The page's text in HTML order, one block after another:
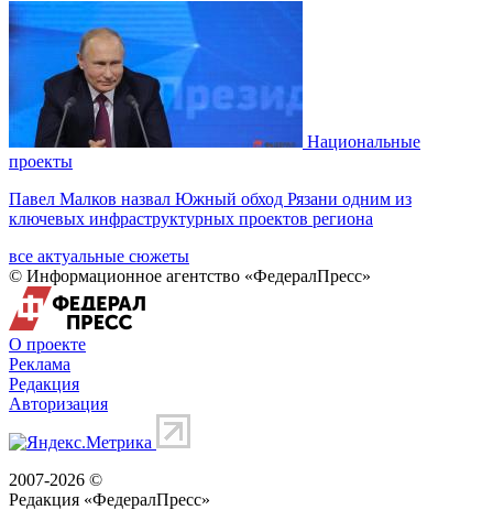
Национальные
проекты
Павел Малков назвал Южный обход Рязани одним из
ключевых инфраструктурных проектов региона
все актуальные сюжеты
© Информационное агентство «ФедералПресс»
О проекте
Реклама
Редакция
Авторизация
2007-2026 ©
Редакция «ФедералПресс»